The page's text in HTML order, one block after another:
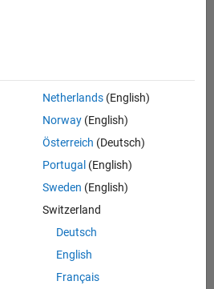
Netherlands(English)
Norway(English)
Österreich (Deutsch)
Portugal (English)
Sweden (English)
Switzerland
Deutsch
English
Français